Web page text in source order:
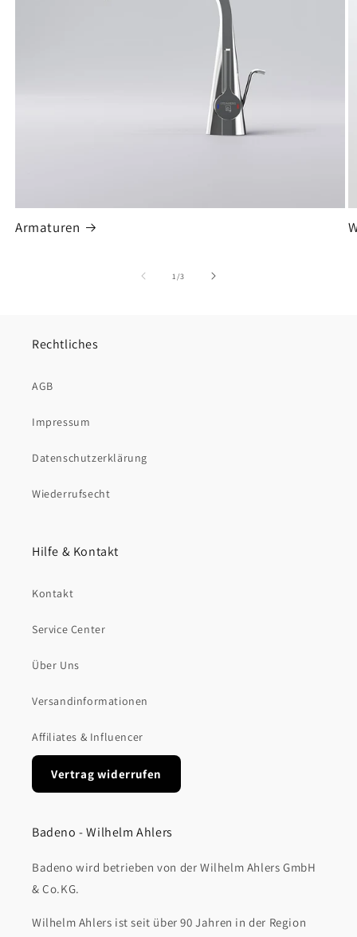
Armaturen
1 /von
3
Rechtliches
AGB
Impressum
Datenschutzerklärung
Wiederrufsecht
Hilfe & Kontakt
Kontakt
Service Center
Über Uns
Versandinformationen
Affiliates & Influencer
Vertrag widerrufen
Badeno - Wilhelm Ahlers
Badeno wird betrieben von der Wilhelm Ahlers GmbH
& Co.KG.
Wilhelm Ahlers ist seit über 90 Jahren in der Region